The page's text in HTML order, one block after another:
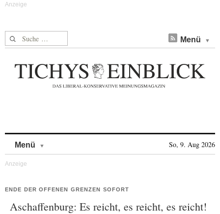
Suche nach: Menü
Menü So, 9. Aug 2026
ENDE DER OFFENEN GRENZEN SOFORT
Aschaffenburg: Es reicht, es reicht, es reicht!